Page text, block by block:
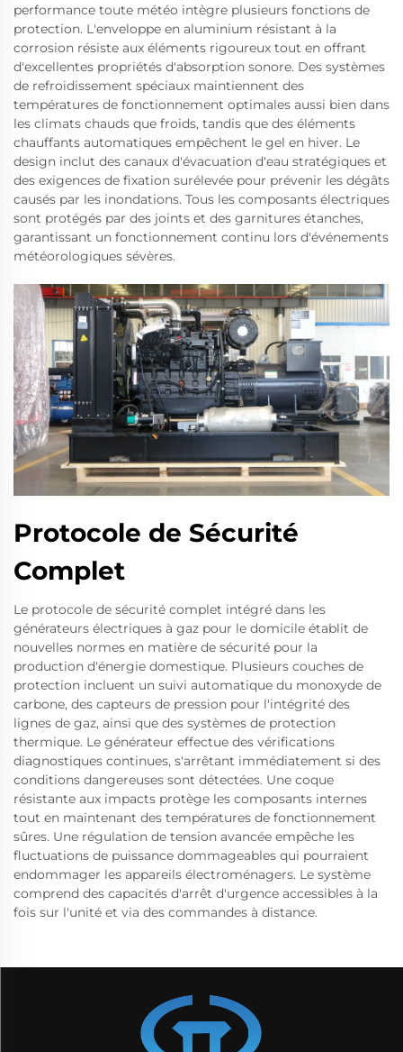
performance toute météo intègre plusieurs fonctions de
protection. L'enveloppe en aluminium résistant à la
corrosion résiste aux éléments rigoureux tout en offrant
d'excellentes propriétés d'absorption sonore. Des systèmes
de refroidissement spéciaux maintiennent des
températures de fonctionnement optimales aussi bien dans
les climats chauds que froids, tandis que des éléments
chauffants automatiques empêchent le gel en hiver. Le
design inclut des canaux d'évacuation d'eau stratégiques et
des exigences de fixation surélevée pour prévenir les dégâts
causés par les inondations. Tous les composants électriques
sont protégés par des joints et des garnitures étanches,
garantissant un fonctionnement continu lors d'événements
météorologiques sévères.
Protocole de Sécurité
Complet
Le protocole de sécurité complet intégré dans les
générateurs électriques à gaz pour le domicile établit de
nouvelles normes en matière de sécurité pour la
production d'énergie domestique. Plusieurs couches de
protection incluent un suivi automatique du monoxyde de
carbone, des capteurs de pression pour l'intégrité des
lignes de gaz, ainsi que des systèmes de protection
thermique. Le générateur effectue des vérifications
diagnostiques continues, s'arrêtant immédiatement si des
conditions dangereuses sont détectées. Une coque
résistante aux impacts protège les composants internes
tout en maintenant des températures de fonctionnement
sûres. Une régulation de tension avancée empêche les
fluctuations de puissance dommageables qui pourraient
endommager les appareils électroménagers. Le système
comprend des capacités d'arrêt d'urgence accessibles à la
fois sur l'unité et via des commandes à distance.